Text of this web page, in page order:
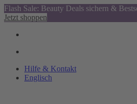
Flash Sale: Beauty Deals sichern &
Jetzt shoppen
Hilfe & Kontakt
Englisch